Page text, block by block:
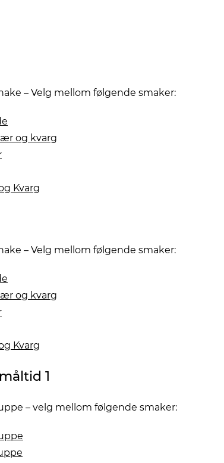
– Velg mellom følgende smaker:
og kvarg
Kvarg
– Velg mellom følgende smaker:
og kvarg
Kvarg
1
– velg mellom følgende smaker: